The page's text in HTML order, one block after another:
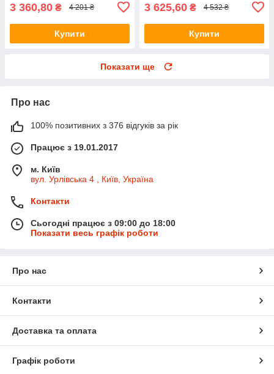
3 360,80 ₴ 4 201 ₴
Купити
3 625,60 ₴ 4 532 ₴
Купити
Показати ще
Про нас
100% позитивних з 376 відгуків за рік
Працює з 19.01.2017
м. Київ
вул. Урлівська 4 , Київ, Україна
Контакти
Сьогодні працює з 09:00 до 18:00
Показати весь графік роботи
Про нас
Контакти
Доставка та оплата
Графік роботи